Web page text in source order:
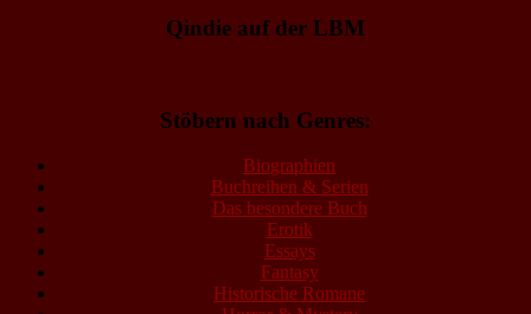
Qindie auf der LBM
Stöbern nach Genres:
Biographien
Buchreihen & Serien
Das besondere Buch
Erotik
Essays
Fantasy
Historische Romane